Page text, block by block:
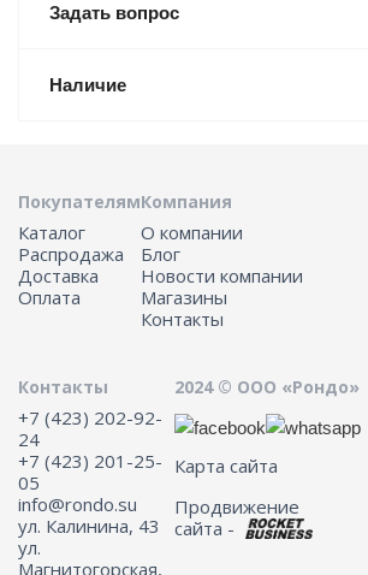
Задать вопрос
Наличие
Покупателям
Каталог
Распродажа
Доставка
Оплата
Компания
О компании
Блог
Новости компании
Магазины
Контакты
Контакты
+7 (423) 202-92-
24
+7 (423) 201-25-
05
info@rondo.su
ул. Калинина, 43
ул.
Магнитогорская,
2024 © ООО «Рондо»
Карта сайта
Продвижение
сайта -